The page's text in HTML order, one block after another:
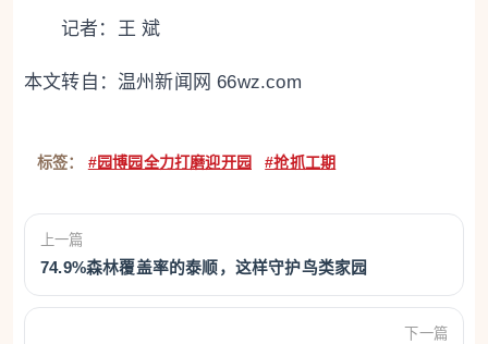
记者：王 斌
本文转自： 温州新闻网 66wz.com
标签： #园博园全力打磨迎开园 #抢抓工期
上一篇
74.9%森林覆盖率的泰顺，这样守护鸟类家园
下一篇